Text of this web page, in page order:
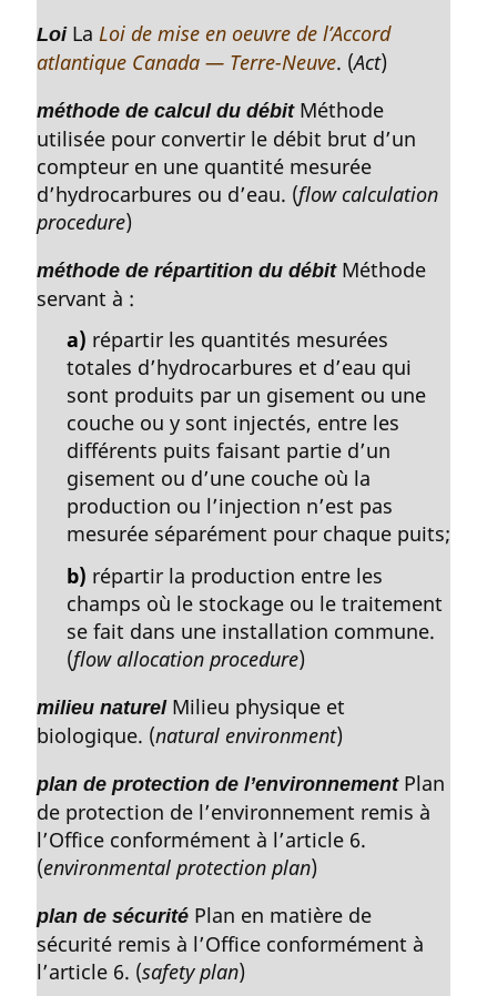
LoiLa Loi de mise en oeuvre de l’Accord
atlantique Canada — Terre-Neuve. (Act)
méthode de calcul du débitMéthode
utilisée pour convertir le débit brut d’un
compteur en une quantité mesurée
d’hydrocarbures ou d’eau. (flow calculation
procedure)
méthode de répartition du débitMéthode
servant à :
a) répartir les quantités mesurées
totales d’hydrocarbures et d’eau qui
sont produits par un gisement ou une
couche ou y sont injectés, entre les
différents puits faisant partie d’un
gisement ou d’une couche où la
production ou l’injection n’est pas
mesurée séparément pour chaque puits;
b) répartir la production entre les
champs où le stockage ou le traitement
se fait dans une installation commune.
(flow allocation procedure)
milieu naturelMilieu physique et
biologique. (natural environment)
plan de protection de l’environnementPlan
de protection de l’environnement remis à
l’Office conformément à l’article 6.
(environmental protection plan)
plan de sécurité Plan en matière de
sécurité remis à l’Office conformément à
l’article 6. (safety plan)